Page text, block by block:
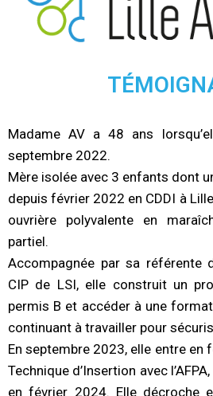
Madame AV a 48 ans
septembre 2022.
Mère isolée avec 3 enfants dont
depuis février 2022 en CDDI à
ouvrière polyvalente en
partiel.
Accompagnée par sa référente
CIP de LSI, elle construit un
permis B et accéder à une
continuant à travailler pour
En septembre 2023, elle entre en
Technique d’Insertion avec
en février 2024. Elle décroche